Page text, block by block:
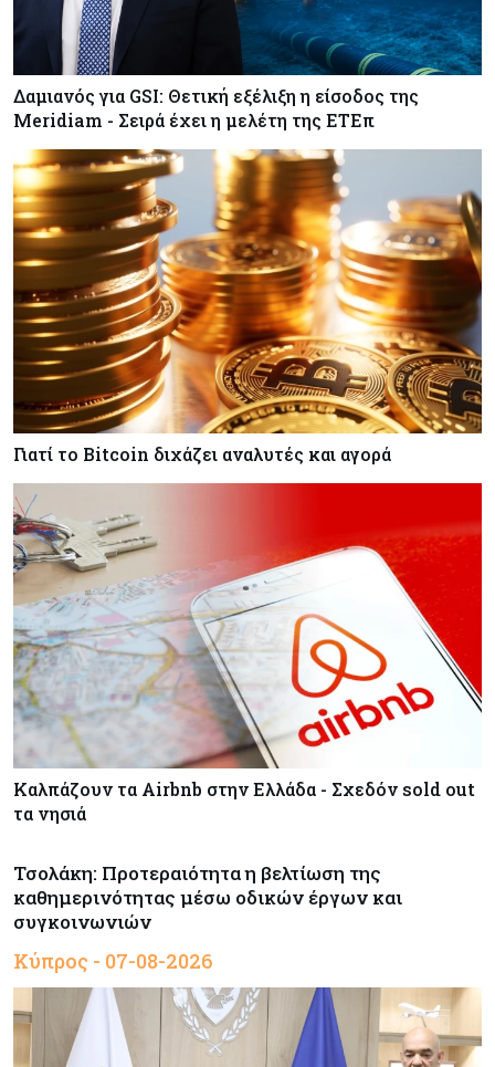
Δαμιανός για GSI: Θετική εξέλιξη η είσοδος της
Meridiam - Σειρά έχει η μελέτη της ΕΤΕπ
Γιατί το Bitcoin διχάζει αναλυτές και αγορά
Καλπάζουν τα Airbnb στην Ελλάδα - Σχεδόν sold out
τα νησιά
Τσολάκη: Προτεραιότητα η βελτίωση της
καθημερινότητας μέσω οδικών έργων και
συγκοινωνιών
Κύπρος - 07-08-2026